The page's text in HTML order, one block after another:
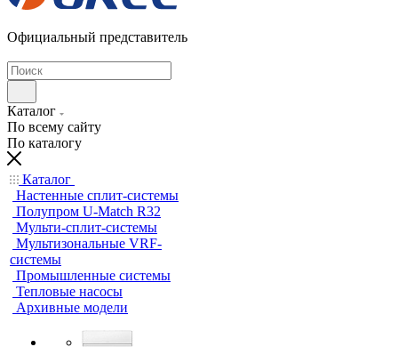
Официальный представитель
Каталог
По всему сайту
По каталогу
Каталог
Настенные сплит-системы
Полупром U-Match R32
Мульти-сплит-системы
Мультизональные VRF-
системы
Промышленные системы
Тепловые насосы
Архивные модели